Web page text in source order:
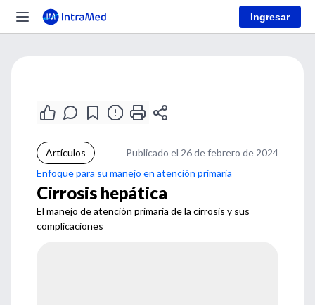
Ingresar
Artículos
Publicado el 26 de febrero de 2024
Enfoque para su manejo en atención primaria
Cirrosis hepática
El manejo de atención primaria de la cirrosis y sus
complicaciones